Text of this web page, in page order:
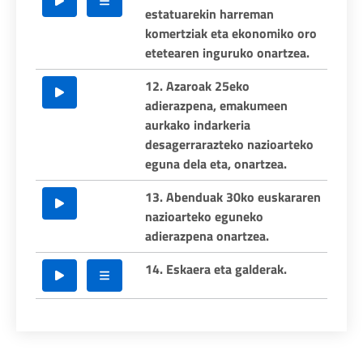
estatuarekin harreman
komertziak eta ekonomiko oro
etetearen inguruko onartzea.
12. Azaroak 25eko
adierazpena, emakumeen
aurkako indarkeria
desagerrarazteko nazioarteko
eguna dela eta, onartzea.
13. Abenduak 30ko euskararen
nazioarteko eguneko
adierazpena onartzea.
14. Eskaera eta galderak.